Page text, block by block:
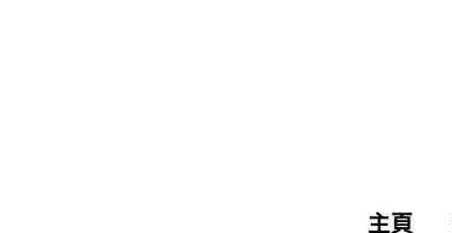
主頁
主頁